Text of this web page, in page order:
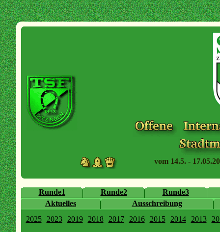
vom 14.5. -
Runde1 Runde2
Runde3
Aktuelles
Ausschreibung
2025
2023 2019 2018 2017 2016 2015 2014 2013